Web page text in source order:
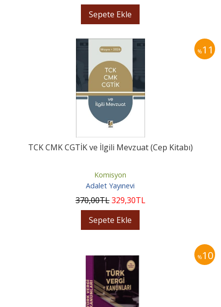
Sepete Ekle
%11
TCK CMK CGTİK ve İlgili Mevzuat (Cep Kitabı)
Komisyon
Adalet Yayınevi
370,00TL329,30TL
Sepete Ekle
%10